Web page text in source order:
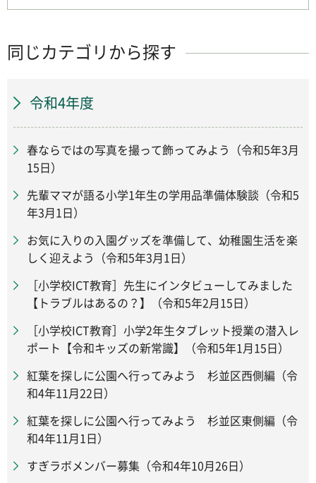
同じカテゴリから探す
令和4年度
春ならではの写真を撮って飾ってみよう（令和5年3月
15日）
先輩ママが語る小学1年生の学用品準備体験談（令和5
年3月1日）
お気に入りの入園グッズを準備して、幼稚園生活を楽
しく迎えよう（令和5年3月1日）
［小学校ICT教育］先生にインタビューしてみました
【トラブルはあるの？】（令和5年2月15日）
［小学校ICT教育］小学2年生タブレット授業の潜入レ
ポート【令和キッズの新常識】（令和5年1月15日）
紅葉を探しに公園へ行ってみよう 杉並区西側編（令
和4年11月22日）
紅葉を探しに公園へ行ってみよう 杉並区東側編（令
和4年11月1日）
すぎラボメンバー募集（令和4年10月26日）